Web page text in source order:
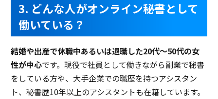
3. どんな人がオンライン秘書として
働いている？
結婚や出産で休職中あるいは退職した20代～50代の女
性が中心です。現役で社員として働きながら副業で秘書
をしている方や、大手企業での職歴を持つアシスタン
ト、秘書歴10年以上のアシスタントも在籍しています。